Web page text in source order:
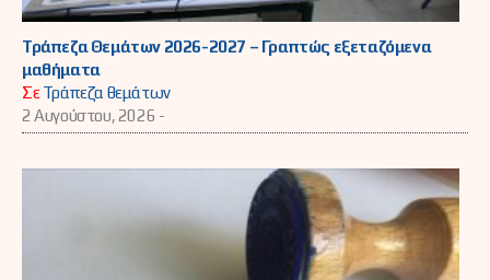
Τράπεζα Θεμάτων 2026-2027 – Γραπτώς εξεταζόμενα
μαθήματα
ΣεΤράπεζα θεμάτων
2 Αυγούστου, 2026 -